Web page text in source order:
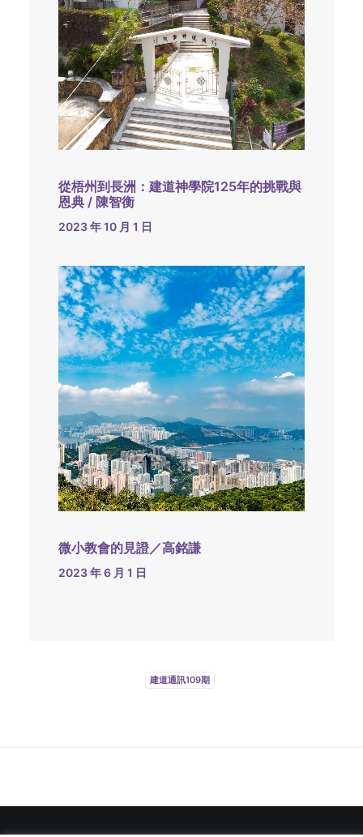
從梧州到長洲：建道神學院125年的挑戰與
恩典 / 陳智衡
2023 年 10 月 1 日
微小教會的見證／高銘謙
2023 年 6 月 1 日
建道通訊109期